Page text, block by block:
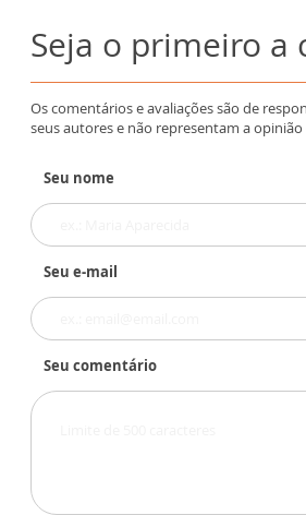
Seja o primeiro a
Os comentários e avaliações são de
seus autores e não representam a
Seu nome
Seu e-mail
Seu comentário